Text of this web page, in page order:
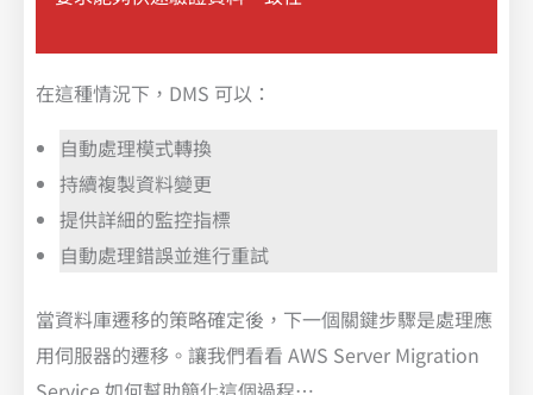
在這種情況下，DMS 可以：
自動處理模式轉換
持續複製資料變更
提供詳細的監控指標
自動處理錯誤並進行重試
當資料庫遷移的策略確定後，下一個關鍵步驟是處理應
用伺服器的遷移。讓我們看看 AWS Server Migration